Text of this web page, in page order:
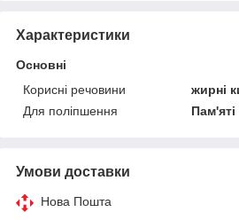
Характеристики
Основні
Корисні речовини
жирні
Для поліпшення
Пам'яті
Умови доставки
Нова Пошта